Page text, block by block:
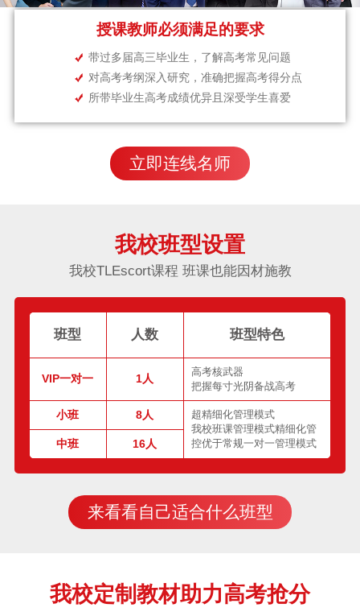
授课教师必须满足的要求
带过多届高三毕业生，了解高考常见问题
对高考考纲深入研究，准确把握高考得分点
所带毕业生高考成绩优异且深受学生喜爱
立即连线名师
我校班型设置
我校TLEscort课程 班课也能因材施教
班型 人数 班型特色
VIP一对一 1人
高考核武器
把握每寸光阴备战高考
小班 8人
超精细化管理模式
我校班课管理模式精细化管
控优于常规一对一管理模式
中班 16人
来看看自己适合什么班型
我校定制教材助力高考抢分